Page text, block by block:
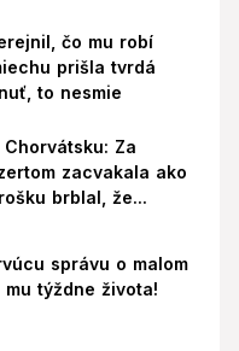
čo mu robí
prišla tvrdá
to nesmie
Za
zacvakala ako
brblal, že...
správu o malom
týždne života!